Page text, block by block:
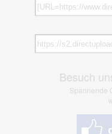
Besuch
Spannende